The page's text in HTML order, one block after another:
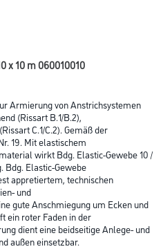
x 10 m 060010010
Armierung von Anstrichsystemen
(Rissart B.1/B.2),
C.1/C.2). Gemäß der
19. Mit elastischem
wirkt Bdg. Elastic-Gewebe 10 /
Bdg. Elastic-Gewebe
appretiertem, technischen
und
gute Anschmiegung um Ecken und
ein roter Faden in der
dient eine beidseitige Anlege- und
außen einsetzbar.